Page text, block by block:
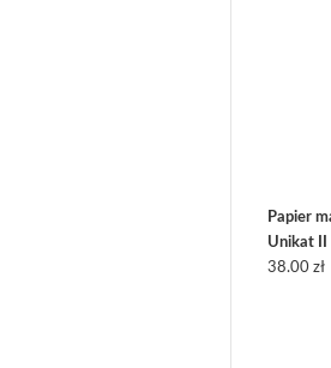
Papier
Unikat II
38.00 zł